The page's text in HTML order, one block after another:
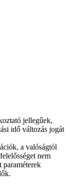
jellegűek,
idő változás jogát
a valóságtól
nem
paraméterek